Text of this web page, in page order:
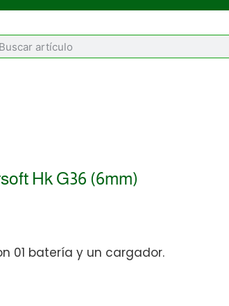
Hk G36 (6mm)
01 batería y un cargador.